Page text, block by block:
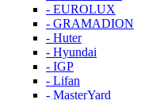
- EUROLUX
- GRAMADION
- Huter
- Hyundai
- IGP
- Lifan
- MasterYard